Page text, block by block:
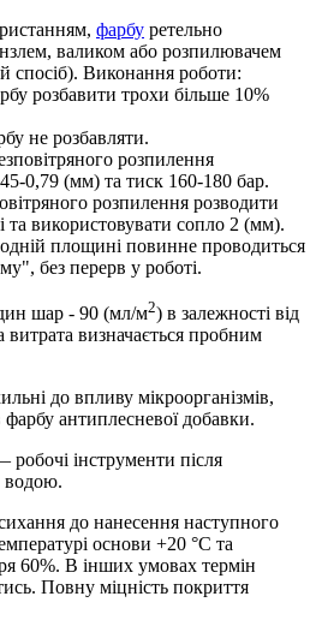
фарбу ретельно
валиком або розпилювачем
спосіб). Виконання роботи:
розбавити трохи більше 10%
не розбавляти.
розпилення
0,79 (мм) та тиск 160-180 бар.
розпилення розводити
та використовувати сопло 2 (мм).
площині повинне проводиться
без перерв у роботі.
шар - 90 (мл/м2) в залежності від
витрата визначається пробним
до впливу мікроорганізмів,
антиплесневої добавки.
робочі інструменти після
водою.
до нанесення наступного
основи +20 °С та
60%. В інших умовах термін
Повну міцність покриття